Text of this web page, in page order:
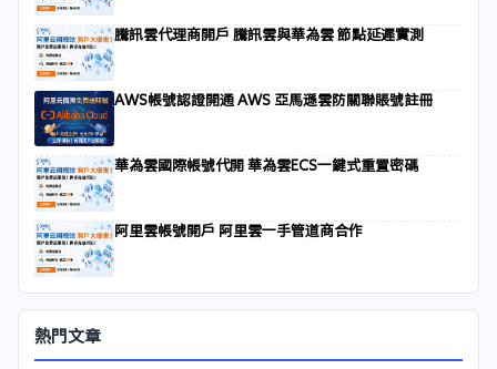
騰訊雲代理商開戶 騰訊雲與華為雲 節點延遲實測
AWS帳號認證開通 AWS 亞馬遜雲防關聯賬號註冊
華為雲國際帳號代開 華為雲ECS一鍵式重置密碼
阿里雲帳號開戶 阿里雲一手管道商合作
熱門文章